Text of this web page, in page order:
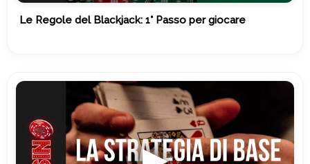
Le Regole del Blackjack: 1° Passo per giocare